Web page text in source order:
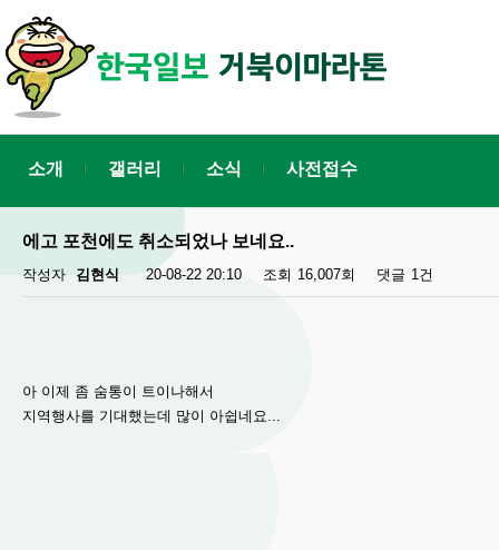
소개 갤러리 소식 사전접수
에고 포천에도 취소되었나 보네요..
작성자 김현식 20-08-22 20:10 조회 16,007회 댓글 1건
아 이제 좀 숨통이 트이나해서
지역행사를 기대했는데 많이 아쉽네요...